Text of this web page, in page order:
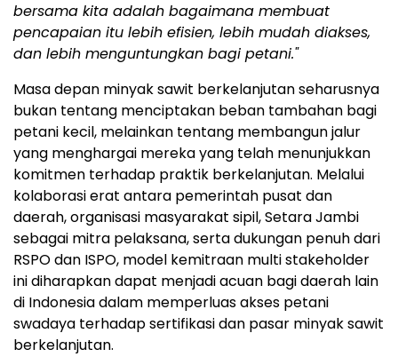
bersama kita adalah bagaimana membuat
pencapaian itu lebih efisien, lebih mudah diakses,
dan lebih menguntungkan bagi petani."
Masa depan minyak sawit berkelanjutan seharusnya
bukan tentang menciptakan beban tambahan bagi
petani kecil, melainkan tentang membangun jalur
yang menghargai mereka yang telah menunjukkan
komitmen terhadap praktik berkelanjutan. Melalui
kolaborasi erat antara pemerintah pusat dan
daerah, organisasi masyarakat sipil, Setara Jambi
sebagai mitra pelaksana, serta dukungan penuh dari
RSPO dan ISPO, model kemitraan multi stakeholder
ini diharapkan dapat menjadi acuan bagi daerah lain
di Indonesia dalam memperluas akses petani
swadaya terhadap sertifikasi dan pasar minyak sawit
berkelanjutan.